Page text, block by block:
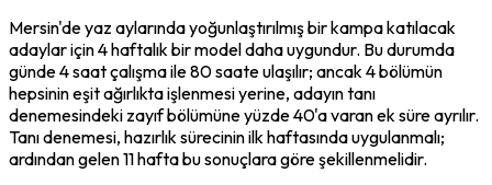
Mersin'de yaz aylarında yoğunlaştırılmış bir kampa katılacak
adaylar için 4 haftalık bir model daha uygundur. Bu durumda
günde 4 saat çalışma ile 80 saate ulaşılır; ancak 4 bölümün
hepsinin eşit ağırlıkta işlenmesi yerine, adayın tanı
denemesindeki zayıf bölümüne yüzde 40'a varan ek süre ayrılır.
Tanı denemesi, hazırlık sürecinin ilk haftasında uygulanmalı;
ardından gelen 11 hafta bu sonuçlara göre şekillenmelidir.